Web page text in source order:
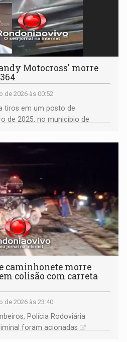
Motocross' morre
de 2026 às 00:52
tiros em um posto de
de 2025, no município de
caminhonete morre
colisão com carreta
de 2026 às 23:40
Polícia Rodoviária
foram acionadas